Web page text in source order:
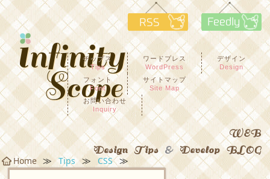
RSS
チップス
Tips
ワードプレス
WordPress
デザイン
Design
フォント
Font
サイトマップ
Site Map
お問い合わせ
Inquiry
WEB
Design Tips & Develop BLOG
Home ≫ Tips ≫ CSS ≫